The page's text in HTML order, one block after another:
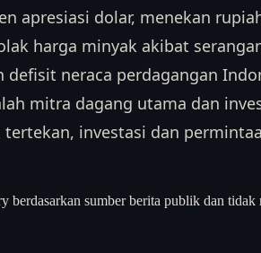
apresiasi dolar, menekan
harga minyak akibat
defisit neraca perdagangan
mitra dagang utama dan
investasi dan
sumber berita publik dan